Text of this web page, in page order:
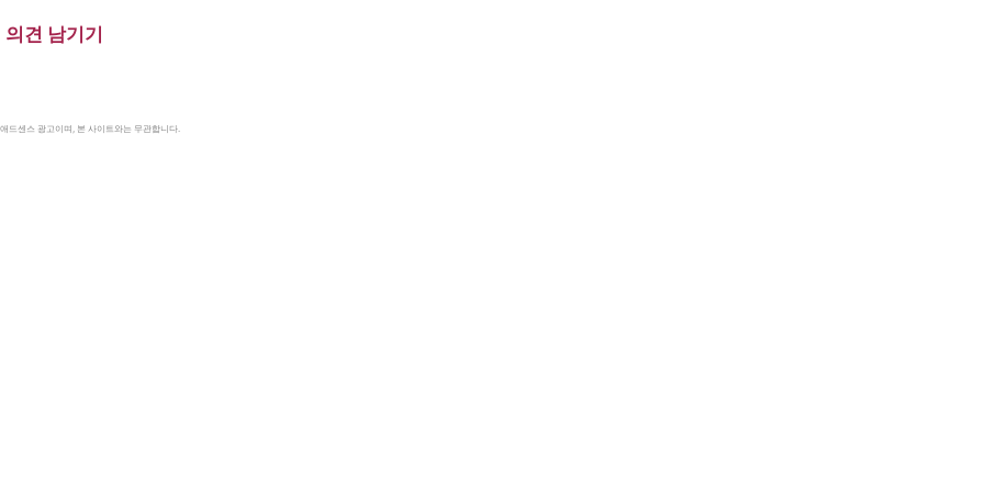
의견 남기기
드센스 광고이며, 본 사이트와는 무관합니다.